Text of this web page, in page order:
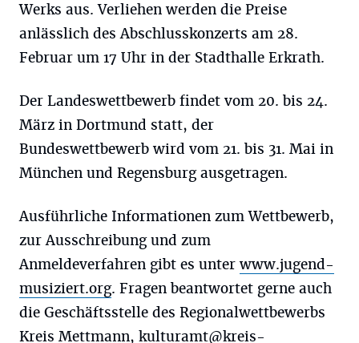
Werks aus. Verliehen werden die Preise
anlässlich des Abschlusskonzerts am 28.
Februar um 17 Uhr in der Stadthalle Erkrath.
Der Landeswettbewerb findet vom 20. bis 24.
März in Dortmund statt, der
Bundeswettbewerb wird vom 21. bis 31. Mai in
München und Regensburg ausgetragen.
Ausführliche Informationen zum Wettbewerb,
zur Ausschreibung und zum
Anmeldeverfahren gibt es unterwww.jugend-
musiziert.org. Fragen beantwortet gerne auch
die Geschäftsstelle des Regionalwettbewerbs
Kreis Mettmann, kulturamt@kreis-